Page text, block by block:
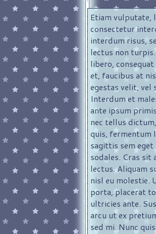
Etiam vulputate,
consectetur
interdum risus,
lectus non
libero,
et, faucibus at
egestas velit, vel
Interdum et
ante ipsum
nec tellus
quis, fermentum
sagittis sem eget
sodales. Cras sit
lectus. Aliquam
nisl eu molestie.
porta, placerat
ultricies ante.
arcu ut ex
sed mi. Nunc